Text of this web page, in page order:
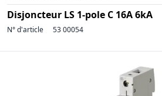
Disjoncteur LS 1-pole C 16A 6kA
N° d'article 53 00054